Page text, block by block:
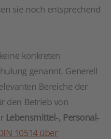
sie noch entsprechend
konkreten
genannt. Generell
Bereiche der
den Betrieb von
Lebensmittel-, Personal-
10514 über